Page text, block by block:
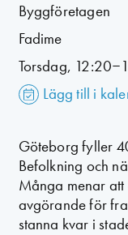
Byggföretagen
Fadime
Torsdag,
Lägg till i
Göteborg fyller
Befolkning och
Många menar
avgörande för
stanna kvar i